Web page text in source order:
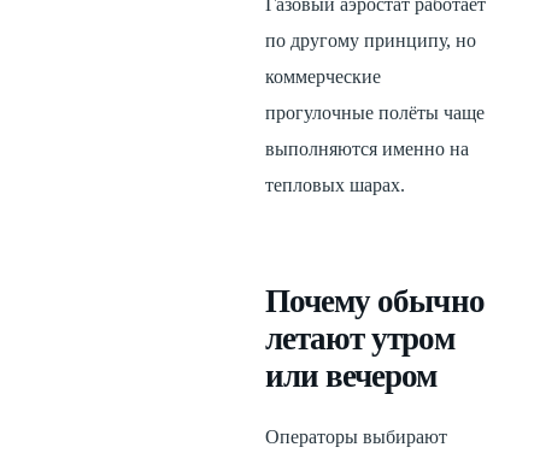
Газовый аэростат работает
по другому принципу, но
коммерческие
прогулочные полёты чаще
выполняются именно на
тепловых шарах.
Почему обычно
летают утром
или вечером
Операторы выбирают